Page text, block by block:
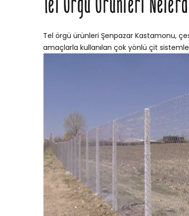
Tel örgü ürünleri Şenpazar Kastamonu,
amaçlarla kullanılan çok yönlü çit